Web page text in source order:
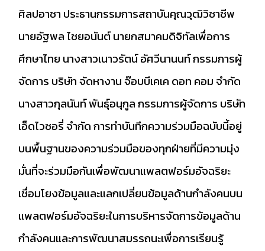
ศิลปอาชา ประธานกรรมการสถาบันคุณวุฒิวิชาชีพ
นายอัฐพล ไชยอนันต์ นายกสมาคมดิจิทัลเพื่อการ
ศึกษาไทย นางสาวเนาวรัตน์ อัศวีนานนท์ กรรมการผู้
จัดการ บริษัท จัดหางาน จ๊อบบีเคเค ดอท คอม จํากัด
นางสาวกุลนันท์ พันธุ์อนุกูล กรรมการผู้จัดการ บริษัท
เอ็ดไวซอรี่ จำกัด การทำบันทึกความร่วมมือฉบับนี้อยู่
บนพื้นฐานของความร่วมมือของทุกฝ่ายที่มีความมุ่ง
มั่นที่จะร่วมมือกันเพื่อพัฒนาแพลตฟอร์มอัจฉริยะ
เชื่อมโยงข้อมูลและแลกเปลี่ยนข้อมูลด้านกำลังคนบน
แพลตฟอร์มอัจฉริยะในการบริหารจัดการข้อมูลด้าน
กำลังคนและการพัฒนาสมรรถนะเพื่อการเรียนรู้